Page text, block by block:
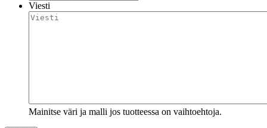
Viesti
Mainitse väri ja malli jos tuotteessa on vaihtoehtoja.